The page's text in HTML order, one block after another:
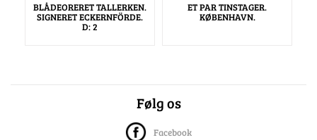
BLÅDEORERET TALLERKEN.
SIGNERET ECKERNFÖRDE.
D: 2
ET PAR TINSTAGER.
KØBENHAVN.
Følg os
Facebook